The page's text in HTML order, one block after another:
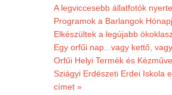
A legviccesebb állatfotók
Programok a Barlangok
Elkészültek a legújabb
Egy orfűi nap...vagy kettő,
Orfűi Helyi Termék és
Sziágyi Erdészeti Erdei Iskola
címet »